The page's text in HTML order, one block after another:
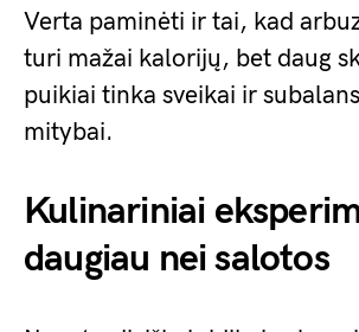
Verta paminėti ir tai, kad
turi mažai kalorijų, bet daug
puikiai tinka sveikai ir
mitybai.
Kulinariniai
daugiau nei salotos